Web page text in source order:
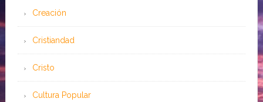
Creación
Cristiandad
Cristo
Cultura Popular